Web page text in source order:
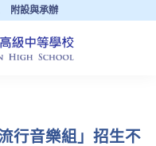
附設與承辦
行音樂組」招生不